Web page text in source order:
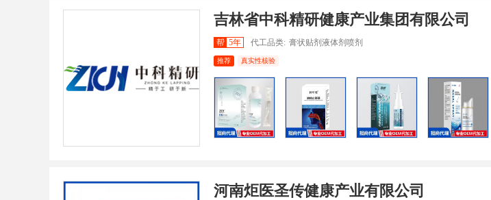
吉林省中科精研健康产业集团有限公司
帮 5年 代工品类: 膏状贴剂液体剂喷剂
推荐 真实性核验
河南炬医圣传健康产业有限公司